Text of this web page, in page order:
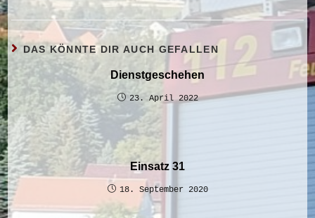
DAS KÖNNTE DIR AUCH GEFALLEN
Dienstgeschehen
23. April 2022
Einsatz 31
18. September 2020